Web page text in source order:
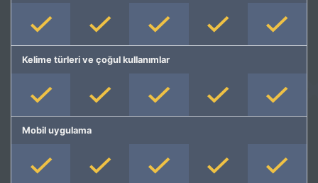
Kelime türleri ve çoğul kullanımlar
Mobil uygulama